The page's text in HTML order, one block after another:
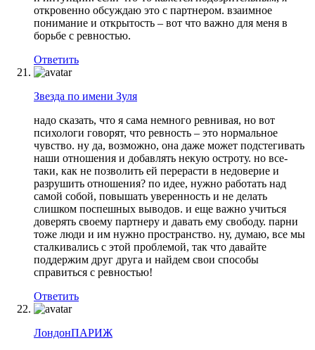
откровенно обсуждаю это с партнером. взаимное
понимание и открытость – вот что важно для меня в
борьбе с ревностью.
Ответить
Звезда по имени Зуля
надо сказать, что я сама немного ревнивая, но вот
психологи говорят, что ревность – это нормальное
чувство. ну да, возможно, она даже может подстегивать
наши отношения и добавлять некую остроту. но все-
таки, как не позволить ей перерасти в недоверие и
разрушить отношения? по идее, нужно работать над
самой собой, повышать уверенность и не делать
слишком поспешных выводов. и еще важно учиться
доверять своему партнеру и давать ему свободу. парни
тоже люди и им нужно пространство. ну, думаю, все мы
сталкивались с этой проблемой, так что давайте
поддержим друг друга и найдем свои способы
справиться с ревностью!
Ответить
ЛондонПАРИЖ